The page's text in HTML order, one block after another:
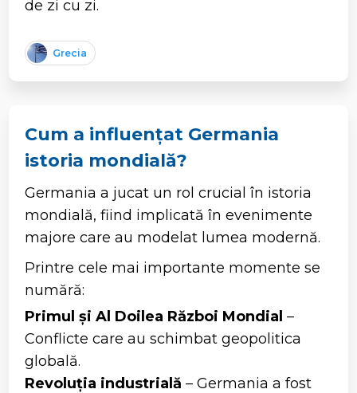
de zi cu zi.
Grecia
Cum a influențat Germania
istoria mondială?
Germania a jucat un rol crucial în istoria
mondială, fiind implicată în evenimente
majore care au modelat lumea modernă.
Printre cele mai importante momente se
numără:
Primul și Al Doilea Război Mondial –
Conflicte care au schimbat geopolitica
globală.
Revoluția industrială – Germania a fost